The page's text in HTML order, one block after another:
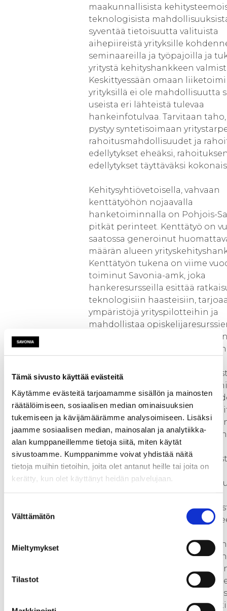
Tämä sivusto käyttää evästeitä
Käytämme evästeitä tarjoamamme sisällön ja mainosten
räätälöimiseen, sosiaalisen median ominaisuuksien
tukemiseen ja kävijämäärämme analysoimiseen. Lisäksi
jaamme sosiaalisen median, mainosalan ja analytiikka-
alan kumppaneillemme tietoja siitä, miten käytät
sivustoamme. Kumppanimme voivat yhdistää näitä
tietoja muihin tietoihin, joita olet antanut heille tai joita on
kerätty, kun olet käyttänyt heidän palvelujaan.
valinta
Välttämätön
Mieltymykset
Tilastot
maakunnallisista
teknologisista
syventää tietoisuutta valituista
aihepiireistä yrityksille
seminaareilla ja työpajoilla ja
yritystä kehityshankkeen
Keskittyessään omaan
yrityksillä ei ole mahdollisuutta
useista eri lähteistä tulevaa
hankeinfotulvaa. Tarvitaan
pystyy syntetisoimaan
rahoitusmahdollisuudet ja
edellytykset eheäksi,
edellytykset täyttäväksi
Kehitysyhtiövetoisella, vahvaan
kenttätyöhön nojaavalla
hanketoiminnalla on Pohjois-
pitkät perinteet. Kenttätyö on
saatossa generoinut
määrän alueen
Kenttätyön tukena on viime
toiminut Savonia-amk, joka
hankeresursseilla esittää
teknologisiin haasteisiin,
ympäristöjä yrityspilotteihin ja
mahdollistaa
kohdentamisen teknologia-
yritysten
Pohjois-Savossa toimivat
ovat uuden osaamisen
alustoja, joiden kehittyminen
tarvelähtöisyyttä ja
Hankkeen kenttätyöllä on
annettavaa
laajentumiseen, erityisesti
yritystarpeiden syötteinä
Markkinoilla on meneillään
palvelukeskeisyyteen, joka
asiakasarvon tuottamista
asiakkaan kanssa. Lisäksi
ulottuvuudet kuten ”kestävä
asettaa yritysten
haasteen eteen vaikuttaen
uudistaa tuotekehityksen
menetelmiä. Tarvitaan